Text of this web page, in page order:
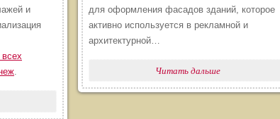
и
.
для оформления фасадов зданий, которое
активно используется в рекламной и
архитектурной…
Читать дальше